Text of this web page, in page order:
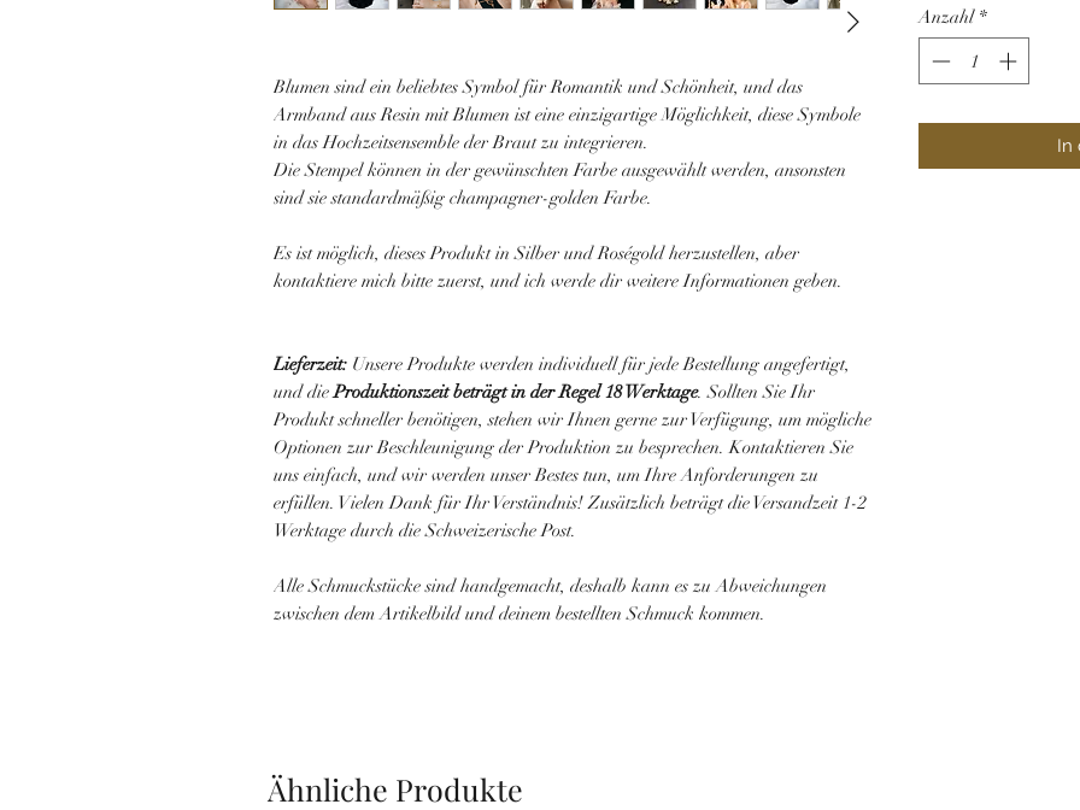
Blumen sind ein beliebtes Symbol für Romantik und Schönheit, und das
Armband aus Resin mit Blumen ist eine einzigartige Möglichkeit, diese Symbole
in das Hochzeitsensemble der Braut zu integrieren.
Die Stempel können in der gewünschten Farbe ausgewählt werden, ansonsten
sind sie standardmäßig champagner-golden Farbe.
Es ist möglich, dieses Produkt in Silber und Roségold herzustellen, aber
kontaktiere mich bitte zuerst, und ich werde dir weitere Informationen geben.
Lieferzeit: Unsere Produkte werden individuell für jede Bestellung angefertigt,
und dieProduktionszeit beträgt in der Regel 18 Werktage. Sollten Sie Ihr
Produkt schneller benötigen, stehen wir Ihnen gerne zur Verfügung, um mögliche
Optionen zur Beschleunigung der Produktion zu besprechen. Kontaktieren Sie
uns einfach, und wir werden unser Bestes tun, um Ihre Anforderungen zu
erfüllen. Vielen Dank für Ihr Verständnis! Zusätzlich beträgt die Versandzeit 1-2
Werktage durch die Schweizerische Post.
Alle Schmuckstücke sind handgemacht, deshalb kann es zu Abweichungen
zwischen dem Artikelbild und deinem bestellten Schmuck kommen.
Anzahl *
In
Ähnliche Produkte